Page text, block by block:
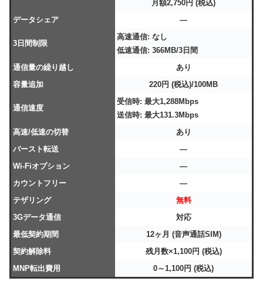
月額2,750円 (税込)
データシェア
―
3日間制限
高速通信: なし
低速通信: 366MB/3日間
通信量の繰り越し
あり
容量追加
220円 (税込)/100MB
通信速度
受信時: 最大1,288Mbps
送信時: 最大131.3Mbps
高速/低速の切替
あり
バースト転送
―
Wi-Fiオプション
―
カウントフリー
―
テザリング
無料
3Gデータ通信
対応
最低契約期間
12ヶ月 (音声通話SIM)
契約解除料
残月数×1,100円 (税込)
MNP転出費用
0～1,100円 (税込)